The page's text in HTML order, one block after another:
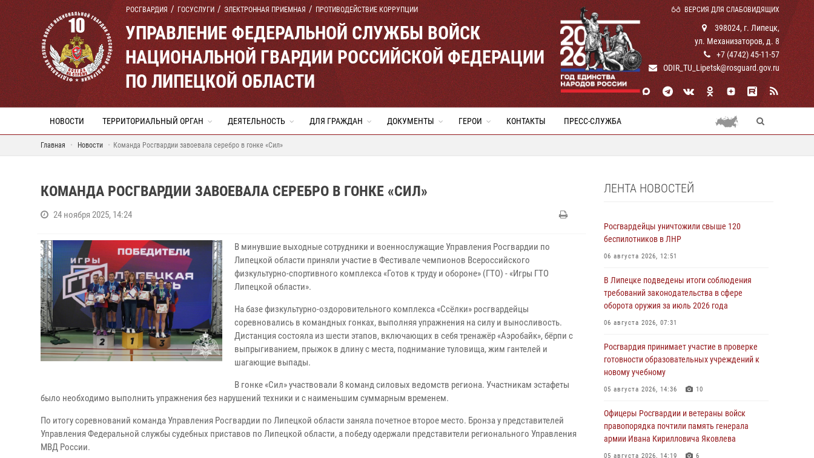
РОСГВАРДИЯ ГОСУСЛУГИ ЭЛЕКТРОННАЯ ПРИЕМНАЯ ПРОТИВОДЕЙСТВИЕ КОРРУПЦИИ ВЕРСИЯ ДЛЯ СЛАБОВИДЯЩИХ
УПРАВЛЕНИЕ ФЕДЕРАЛЬНОЙ СЛУЖБЫ ВОЙСК
НАЦИОНАЛЬНОЙ ГВАРДИИ РОССИЙСКОЙ ФЕДЕРАЦИИ
ПО ЛИПЕЦКОЙ ОБЛАСТИ
398024, г. Липецк,
ул. Механизаторов, д. 8
+7 (4742) 45-11-57
ODIR_TU_Lipetsk@rosguard.gov.ru
НОВОСТИ ТЕРРИТОРИАЛЬНЫЙ ОРГАН ДЕЯТЕЛЬНОСТЬ ДЛЯ ГРАЖДАН ДОКУМЕНТЫ ГЕРОИ КОНТАКТЫ ПРЕСС-СЛУЖБА
Главная Новости Команда Росгвардии завоевала серебро в гонке «Сил»
КОМАНДА РОСГВАРДИИ ЗАВОЕВАЛА СЕРЕБРО В ГОНКЕ «СИЛ»
24 ноября 2025, 14:24
В минувшие выходные сотрудники и военнослужащие Управления Росгвардии по
Липецкой области приняли участие в Фестивале чемпионов Всероссийского
физкультурно-спортивного комплекса «Готов к труду и обороне» (ГТО) - «Игры ГТО
Липецкой области».
На базе физкультурно-оздоровительного комплекса «Ссёлки» росгвардейцы
соревновались в командных гонках, выполняя упражнения на силу и выносливость.
Дистанция состояла из шести этапов, включающих в себя тренажёр «Аэробайк», бёрпи с
выпрыгиванием, прыжок в длину с места, поднимание туловища, жим гантелей и
шагающие выпады.
В гонке «Сил» участвовали 8 команд силовых ведомств региона. Участникам эстафеты
было необходимо выполнить упражнения без нарушений техники и с наименьшим суммарным временем.
По итогу соревнований команда Управления Росгвардии по Липецкой области заняла почетное второе место. Бронза у представителей
Управления Федеральной службы судебных приставов по Липецкой области, а победу одержали представители регионального Управления
МВД России.
ЛЕНТА НОВОСТЕЙ
Росгвардейцы уничтожили свыше 120
беспилотников в ЛНР
06 августа 2026, 12:51
В Липецке подведены итоги соблюдения
требований законодательства в сфере
оборота оружия за июль 2026 года
06 августа 2026, 07:31
Росгвардия принимает участие в проверке
готовности образовательных учреждений к
новому учебному
05 августа 2026, 14:36 10
Офицеры Росгвардии и ветераны войск
правопорядка почтили память генерала
армии Ивана Кирилловича Яковлева
05 августа 2026, 14:19 6